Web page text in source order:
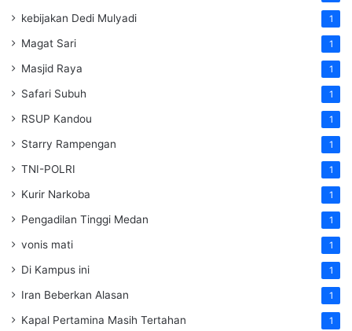
kebijakan Dedi Mulyadi 1
Magat Sari 1
Masjid Raya 1
Safari Subuh 1
RSUP Kandou 1
Starry Rampengan 1
TNI-POLRI 1
Kurir Narkoba 1
Pengadilan Tinggi Medan 1
vonis mati 1
Di Kampus ini 1
Iran Beberkan Alasan 1
Kapal Pertamina Masih Tertahan 1